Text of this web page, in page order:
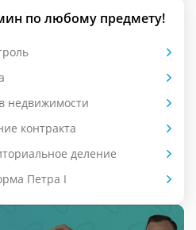
по любому предмету!
недвижимости
контракта
деление
Петра I